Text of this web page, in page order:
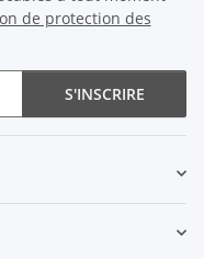
de protection des
S'INSCRIRE